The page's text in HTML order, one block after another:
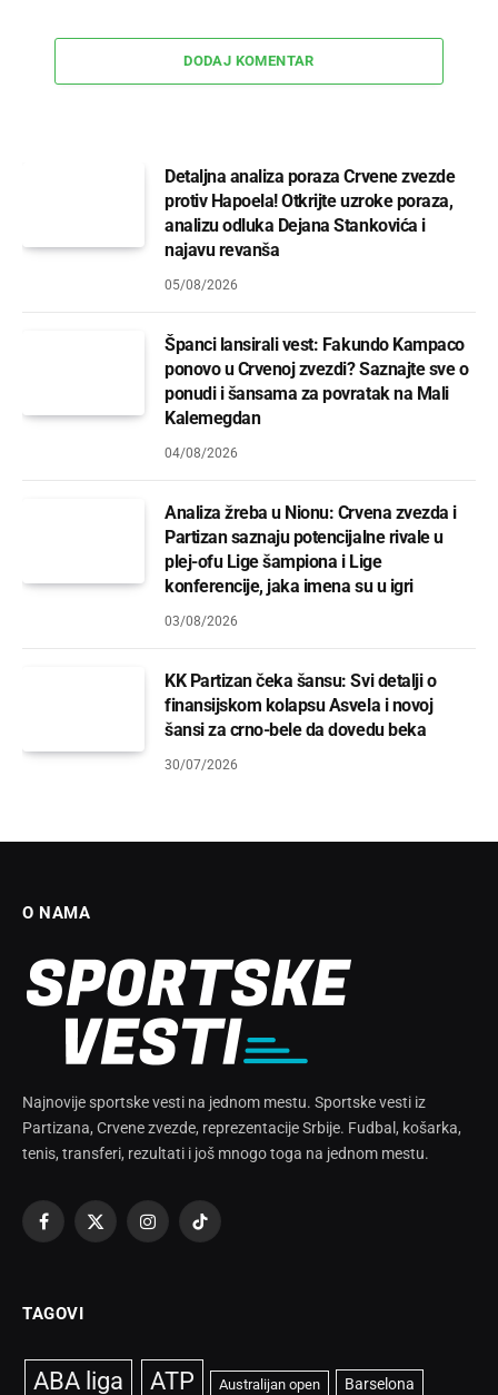
DODAJ KOMENTAR
Detaljna analiza poraza Crvene zvezde
protiv Hapoela! Otkrijte uzroke poraza,
analizu odluka Dejana Stankovića i
najavu revanša
05/08/2026
Španci lansirali vest: Fakundo Kampaco
ponovo u Crvenoj zvezdi? Saznajte sve o
ponudi i šansama za povratak na Mali
Kalemegdan
04/08/2026
Analiza žreba u Nionu: Crvena zvezda i
Partizan saznaju potencijalne rivale u
plej-ofu Lige šampiona i Lige
konferencije, jaka imena su u igri
03/08/2026
KK Partizan čeka šansu: Svi detalji o
finansijskom kolapsu Asvela i novoj
šansi za crno-bele da dovedu beka
30/07/2026
O NAMA
Najnovije sportske vesti na jednom mestu. Sportske vesti iz
Partizana, Crvene zvezde, reprezentacije Srbije. Fudbal, košarka,
tenis, transferi, rezultati i još mnogo toga na jednom mestu.
Facebook
X
InstagramTikTok
TAGOVI
ABA liga ATP Australijan open Barselona